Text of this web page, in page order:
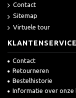
Contact
Sitemap
Virtuele tour
KLANTENSERVICE
Contact
Retourneren
Bestelhistorie
Informatie over onze